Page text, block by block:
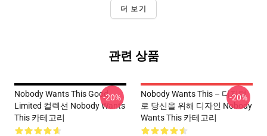
더 보기
관련 상품
Nobody Wants This Good
Limited 컬렉션 Nobody Wants
This 카테고리
-20%
Nobody Wants This – 디지털
로 당신을 위해 디자인 Nobody
Wants This 카테고리
-20%